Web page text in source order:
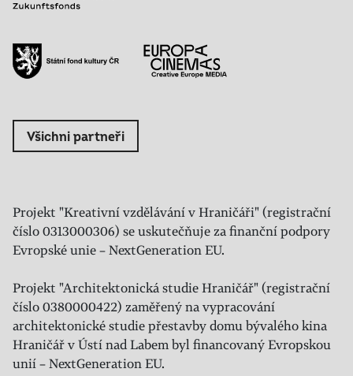
Všichni partneři
Projekt "Kreativní vzdělávání v Hraničáři" (registrační
číslo 0313000306) se uskutečňuje za finanční podpory
Evropské unie – NextGeneration EU.
Projekt "Architektonická studie Hraničář" (registrační
číslo 0380000422) zaměřený na vypracování
architektonické studie přestavby domu bývalého kina
Hraničář v Ústí nad Labem byl financovaný Evropskou
unií – NextGeneration EU.